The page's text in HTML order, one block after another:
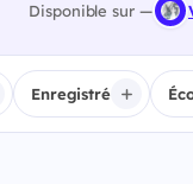
Disponible sur —
Enregistré